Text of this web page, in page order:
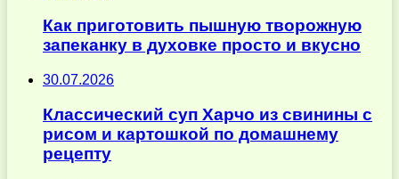
Как приготовить пышную творожную
запеканку в духовке просто и вкусно
30.07.2026
Классический суп Харчо из свинины с
рисом и картошкой по домашнему
рецепту